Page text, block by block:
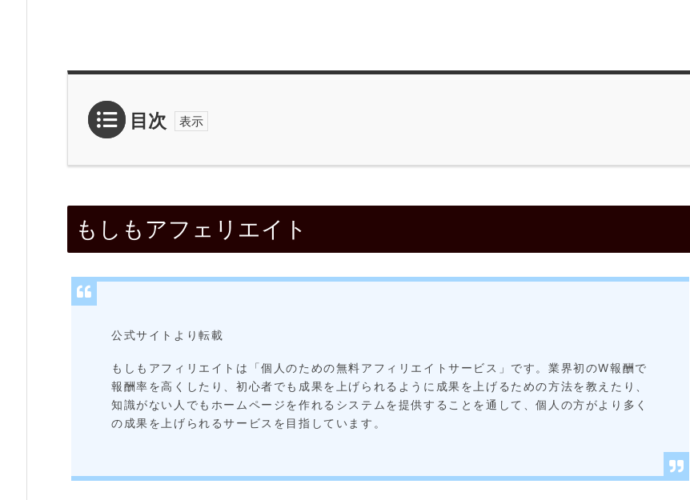
目次
1.
し
も
ア
フ
2.
もしもアフェリエイト
公式サイトより転載
もしもアフィリエイトは「個人のための無料アフィリエイトサービス」です。業界初のW報酬で
報酬率を高くしたり、初心者でも成果を上げられるように成果を上げるための方法を教えたり、
知識がない人でもホームページを作れるシステムを提供することを通して、個人の方がより多く
の成果を上げられるサービスを目指しています。